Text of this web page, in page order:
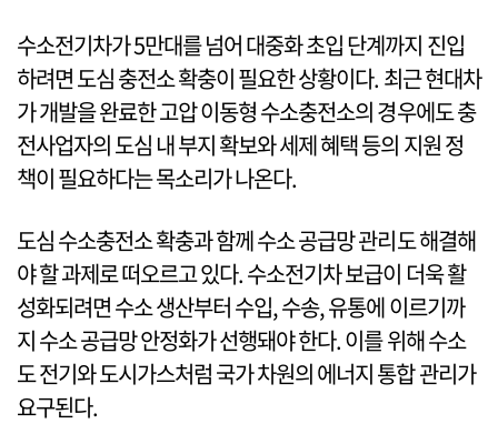
수소전기차가 5만대를 넘어 대중화 초입 단계까지 진입
하려면 도심 충전소 확충이 필요한 상황이다. 최근 현대차
가 개발을 완료한 고압 이동형 수소충전소의 경우에도 충
전사업자의 도심 내 부지 확보와 세제 혜택 등의 지원 정
책이 필요하다는 목소리가 나온다.
도심 수소충전소 확충과 함께 수소 공급망 관리도 해결해
야 할 과제로 떠오르고 있다. 수소전기차 보급이 더욱 활
성화되려면 수소 생산부터 수입, 수송, 유통에 이르기까
지 수소 공급망 안정화가 선행돼야 한다. 이를 위해 수소
도 전기와 도시가스처럼 국가 차원의 에너지 통합 관리가
요구된다.